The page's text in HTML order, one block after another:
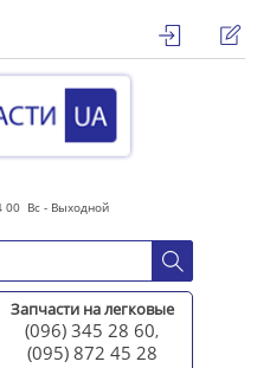
00 Вс - Выходной
Запчасти на легковые
(096) 345 28 60,
(095) 872 45 28